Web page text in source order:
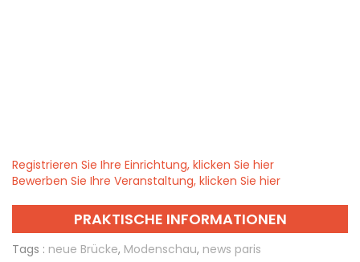
Registrieren Sie Ihre Einrichtung, klicken Sie hier
Bewerben Sie Ihre Veranstaltung, klicken Sie hier
PRAKTISCHE INFORMATIONEN
Tags : neue Brücke, Modenschau, news paris